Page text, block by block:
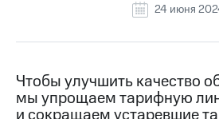
номер
в МТС
приложение
Мой
МТС
24 июня
Чтобы улучшить качество
мы упрощаем тарифную